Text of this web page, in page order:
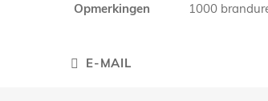
Opmerkingen
1000
E-MAIL